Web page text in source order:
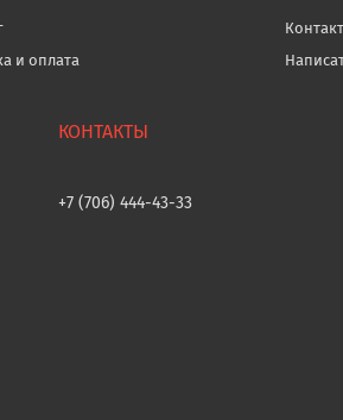
и оплата
+7 (706) 444-43-33